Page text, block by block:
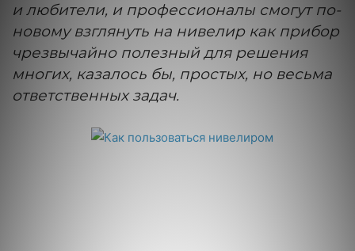
и любители, и профессионалы смогут по-
новому взглянуть на нивелир как прибор
чрезвычайно полезный для решения
многих, казалось бы, простых, но весьма
ответственных задач.